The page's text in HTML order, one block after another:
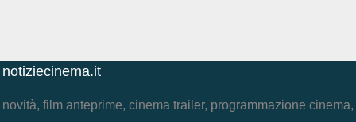
notiziecinema.it
novità, film anteprime, cinema trailer, programmazione